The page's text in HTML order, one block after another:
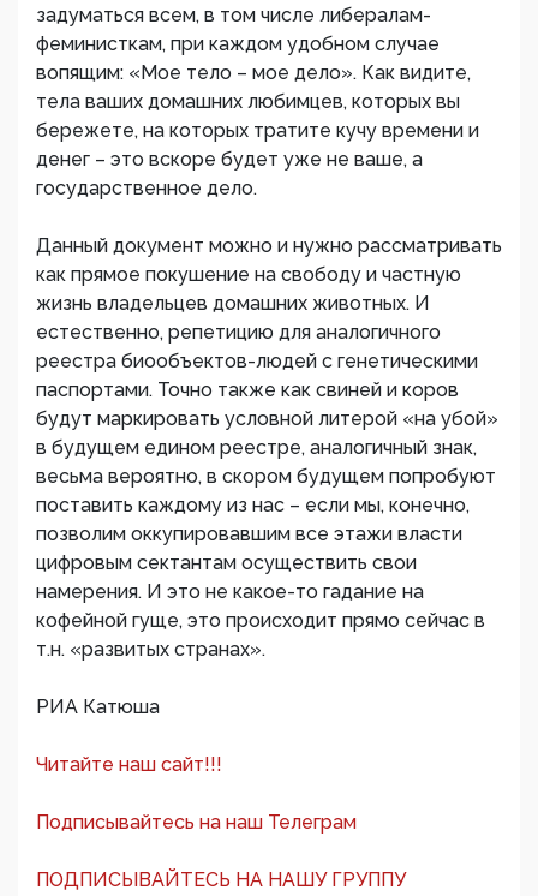
задуматься всем, в том числе либералам-
феминисткам, при каждом удобном случае
вопящим: «Мое тело – мое дело». Как видите,
тела ваших домашних любимцев, которых вы
бережете, на которых тратите кучу времени и
денег – это вскоре будет уже не ваше, а
государственное дело.
Данный документ можно и нужно рассматривать
как прямое покушение на свободу и частную
жизнь владельцев домашних животных. И
естественно, репетицию для аналогичного
реестра биообъектов-людей с генетическими
паспортами. Точно также как свиней и коров
будут маркировать условной литерой «на убой»
в будущем едином реестре, аналогичный знак,
весьма вероятно, в скором будущем попробуют
поставить каждому из нас – если мы, конечно,
позволим оккупировавшим все этажи власти
цифровым сектантам осуществить свои
намерения. И это не какое-то гадание на
кофейной гуще, это происходит прямо сейчас в
т.н. «развитых странах».
РИА Катюша
Читайте наш сайт!!!
Подписывайтесь на наш Телеграм
ПОДПИСЫВАЙТЕСЬ НА НАШУ ГРУППУ